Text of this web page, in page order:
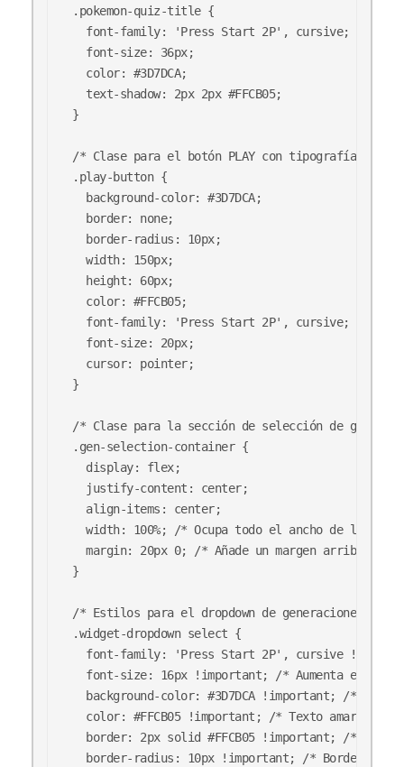
.pokemon-quiz-title {
  font-family: 'Press Start 2P', cursive;
  font-size: 36px;
  color: #3D7DCA;
  text-shadow: 2px 2px #FFCB05;
}
/* Clase para el botón PLAY con tipografía
.play-button {
  background-color: #3D7DCA;
  border: none;
  border-radius: 10px;
  width: 150px;
  height: 60px;
  color: #FFCB05;
  font-family: 'Press Start 2P', cursive;
  font-size: 20px;
  cursor: pointer;
}
/* Clase para la sección de selección de
.gen-selection-container {
  display: flex;
  justify-content: center;
  align-items: center;
width: 100%; /* Ocupa todo el ancho de la
margin: 20px 0; /* Añade un margen arriba y
}
/* Estilos para el dropdown de generaciones */
.widget-dropdown select {
font-family: 'Press Start 2P', cursive
font-size: 16px !important; /* Aumenta el
background-color: #3D7DCA !important; /* Fondo
  color: #FFCB05 !important; /* Texto amarillo */
border: 2px solid #FFCB05 !important; /* Borde
border-radius: 10px !important; /* Bordes